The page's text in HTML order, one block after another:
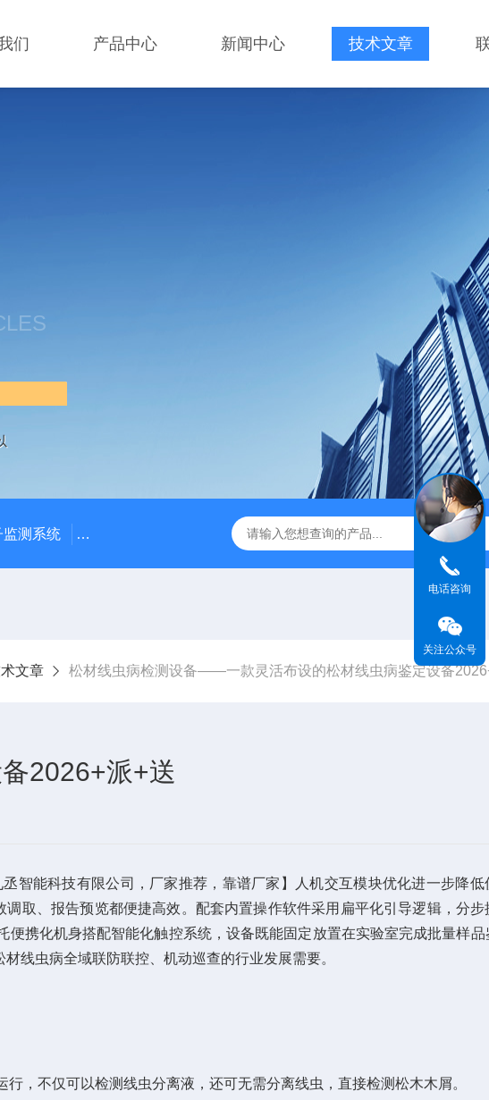
们 产品中心 新闻中心 技术文章
测系统 JC-FZ5大气负氧离子监测站 JC-ZS07多参数污水在线检测仪
文章 松材线虫病检测设备——一款灵活布设的松材线虫病鉴定设备
2026+派+送
能科技有限公司，厂家推荐，靠谱厂家】人机交互模块优化进一步降低
取、报告预览都便捷高效。配套内置操作软件采用扁平化引导逻辑，分步
携化机身搭配智能化触控系统，设备既能固定放置在实验室完成批量样品
线虫病全域联防联控、机动巡查的行业发展需要。
不仅可以检测线虫分离液，还可无需分离线虫，直接检测松木木屑。
电话咨询
关注公众号